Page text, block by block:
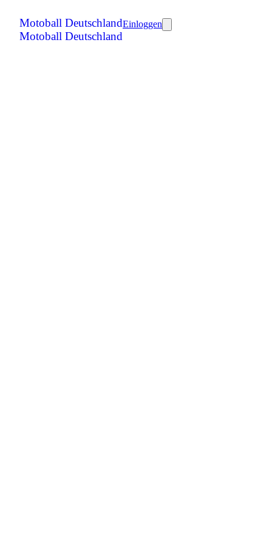
Motoball Deutschland
Motoball Deutschland
Einloggen